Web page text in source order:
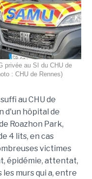
privée au SI du CHU de
: CHU de Rennes)
au CHU de
d'un hôpital de
Roazhon Park,
4 lits, en cas
victimes
épidémie, attentat,
murs qui a, entre